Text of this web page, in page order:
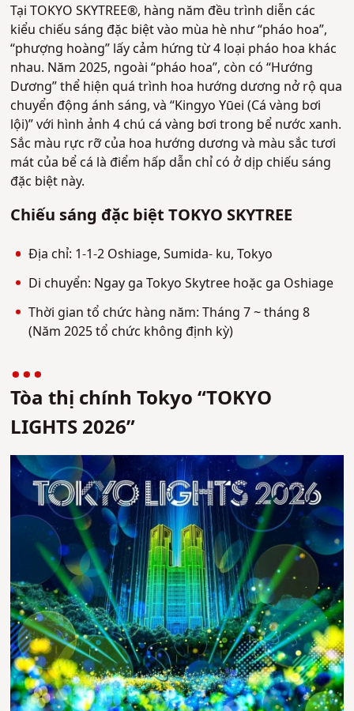
Tại TOKYO SKYTREE®, hàng năm đều trình diễn các
kiểu chiếu sáng đặc biệt vào mùa hè như “pháo hoa”,
“phượng hoàng” lấy cảm hứng từ 4 loại pháo hoa khác
nhau. Năm 2025, ngoài “pháo hoa”, còn có “Hướng
Dương” thể hiện quá trình hoa hướng dương nở rộ qua
chuyển động ánh sáng, và “Kingyo Yūei (Cá vàng bơi
lội)” với hình ảnh 4 chú cá vàng bơi trong bể nước xanh.
Sắc màu rực rỡ của hoa hướng dương và màu sắc tươi
mát của bể cá là điểm hấp dẫn chỉ có ở dịp chiếu sáng
đặc biệt này.
Chiếu sáng đặc biệt TOKYO SKYTREE
Địa chỉ: 1-1-2 Oshiage, Sumida- ku, Tokyo
Di chuyển: Ngay ga Tokyo Skytree hoặc ga Oshiage
Thời gian tổ chức hàng năm: Tháng 7 ~ tháng 8
(Năm 2025 tổ chức không định kỳ)
Tòa thị chính Tokyo “TOKYO
LIGHTS 2026”